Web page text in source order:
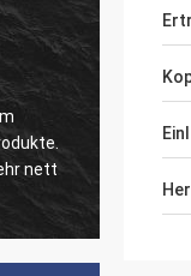
Gute
mit Ihren